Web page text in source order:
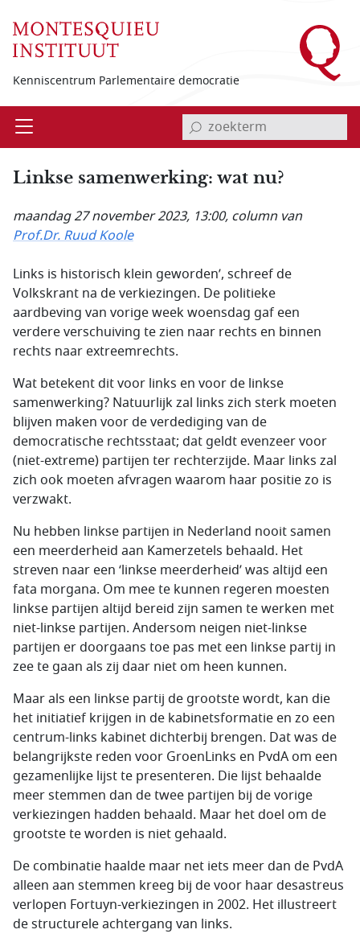
Kenniscentrum Parlementaire democratie
Open invoerveld zoekterm
Linkse samenwerking: wat nu?
maandag 27 november 2023, 13:00, column van
Prof.Dr. Ruud Koole
Links is historisch klein geworden’, schreef de
Volkskrant na de verkiezingen. De politieke
aardbeving van vorige week woensdag gaf een
verdere verschuiving te zien naar rechts en binnen
rechts naar extreemrechts.
Wat betekent dit voor links en voor de linkse
samenwerking? Natuurlijk zal links zich sterk moeten
blijven maken voor de verdediging van de
democratische rechtsstaat; dat geldt evenzeer voor
(niet-extreme) partijen ter rechterzijde. Maar links zal
zich ook moeten afvragen waarom haar positie zo is
verzwakt.
Nu hebben linkse partijen in Nederland nooit samen
een meerderheid aan Kamerzetels behaald. Het
streven naar een ‘linkse meerderheid’ was altijd een
fata morgana. Om mee te kunnen regeren moesten
linkse partijen altijd bereid zijn samen te werken met
niet-linkse partijen. Andersom neigen niet-linkse
partijen er doorgaans toe pas met een linkse partij in
zee te gaan als zij daar niet om heen kunnen.
Maar als een linkse partij de grootste wordt, kan die
het initiatief krijgen in de kabinetsformatie en zo een
centrum-links kabinet dichterbij brengen. Dat was de
belangrijkste reden voor GroenLinks en PvdA om een
gezamenlijke lijst te presenteren. Die lijst behaalde
meer stemmen dan de twee partijen bij de vorige
verkiezingen hadden behaald. Maar het doel om de
grootste te worden is niet gehaald.
De combinatie haalde maar net iets meer dan de PvdA
alleen aan stemmen kreeg bij de voor haar desastreus
verlopen Fortuyn-verkiezingen in 2002. Het illustreert
de structurele achtergang van links.